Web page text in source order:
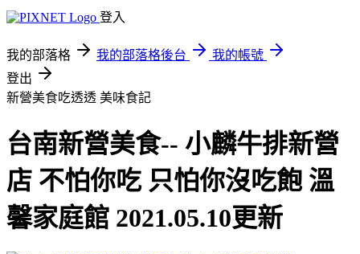
登入
我的部落格 我的部落格後台
我的帳號
登出
新營美食吃透透 美味食記
台南新營美食-- 小麟牛排新營
店 不怕你吃 只怕你沒吃飽 溫
馨家庭館 2021.05.10更新